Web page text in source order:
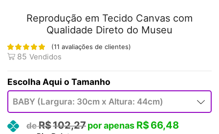
Reprodução em Tecido Canvas com
Qualidade Direto do Museu
(11 avaliações de clientes)
85 Vendidos
Tamanho
R$102,27 R$66,48